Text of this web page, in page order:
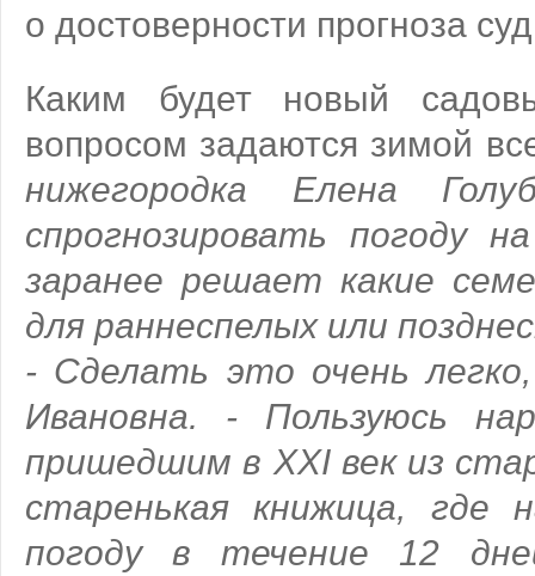
о достоверности прогноза
Каким будет новый
вопросом задаются зимой
нижегородка Елена
спрогнозировать погоду
заранее решает какие
для раннеспелых или
- Сделать это очень
Ивановна. - Пользуюсь
пришедшим в XXI век из
старенькая книжица, где
погоду в течение 12